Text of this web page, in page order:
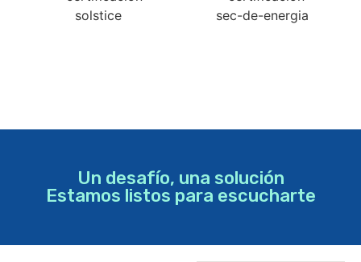
Un desafío, una solución
Estamos listos para escucharte